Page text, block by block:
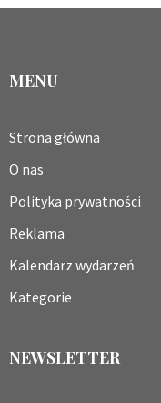
MENU
Strona główna
O nas
Polityka prywatności
Reklama
Kalendarz wydarzeń
Kategorie
NEWSLETTER